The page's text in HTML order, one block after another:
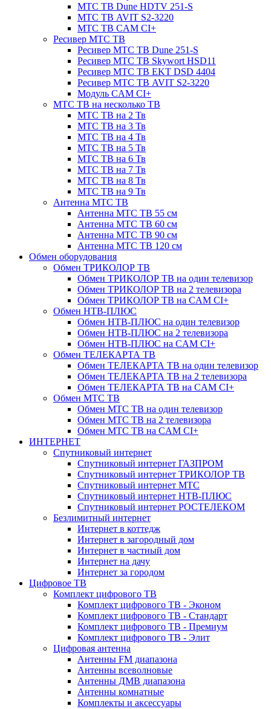
МТС ТВ Dune HDTV 251-S
МТС ТВ AVIT S2-3220
МТС ТВ CAM CI+
Ресивер МТС ТВ
Ресивер МТС ТВ Dune 251-S
Ресивер МТС ТВ Skywort HSD11
Ресивер МТС ТВ EKT DSD 4404
Ресивер МТС ТВ AVIT S2-3220
Модуль CAM CI+
МТС ТВ на несколько ТВ
МТС ТВ на 2 Тв
МТС ТВ на 3 Тв
МТС ТВ на 4 Тв
МТС ТВ на 5 Тв
МТС ТВ на 6 Тв
МТС ТВ на 7 Тв
МТС ТВ на 8 Тв
МТС ТВ на 9 Тв
Антенна МТС ТВ
Антенна МТС ТВ 55 см
Антенна МТС ТВ 60 см
Антенна МТС ТВ 90 см
Антенна МТС ТВ 120 см
Обмен оборудования
Обмен ТРИКОЛОР ТВ
Обмен ТРИКОЛОР ТВ на один телевизор
Обмен ТРИКОЛОР ТВ на 2 телевизора
Обмен ТРИКОЛОР ТВ на CAM CI+
Обмен НТВ-ПЛЮС
Обмен НТВ-ПЛЮС на один телевизор
Обмен НТВ-ПЛЮС на 2 телевизора
Обмен НТВ-ПЛЮС на CAM CI+
Обмен ТЕЛЕКАРТА ТВ
Обмен ТЕЛЕКАРТА ТВ на один телевизор
Обмен ТЕЛЕКАРТА ТВ на 2 телевизора
Обмен ТЕЛЕКАРТА ТВ на CAM CI+
Обмен МТС ТВ
Обмен МТС ТВ на один телевизор
Обмен МТС ТВ на 2 телевизора
Обмен МТС ТВ на CAM CI+
ИНТЕРНЕТ
Спутниковый интернет
Спутниковый интернет ГАЗПРОМ
Спутниковый интернет ТРИКОЛОР ТВ
Спутниковый интернет МТС
Спутниковый интернет НТВ-ПЛЮС
Спутниковый интернет РОСТЕЛЕКОМ
Безлимитный интернет
Интернет в коттедж
Интернет в загородный дом
Интернет в частный дом
Интернет на дачу
Интернет за городом
Цифровое ТВ
Комплект цифрового ТВ
Комплект цифрового ТВ - Эконом
Комплект цифрового ТВ - Стандарт
Комплект цифрового ТВ - Премиум
Комплект цифрового ТВ - Элит
Цифровая антенна
Антенны FM диапазона
Антенны всеволновые
Антенны ДМВ диапазона
Антенны комнатные
Комплекты и аксессуары